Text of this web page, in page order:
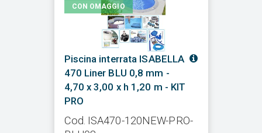
CON OMAGGIO
Piscina interrata ISABELLA
470 Liner BLU 0,8 mm -
4,70 x 3,00 x h 1,20 m - KIT
PRO
Cod. ISA470-120NEW-PRO-